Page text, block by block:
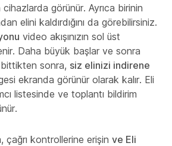
görünür. Ayrıca birinin
elini kaldırdığını da görebilirsiniz.
video akışınızın sol üst
Daha büyük başlar ve sonra
sonra, siz elinizi indirene
ekranda görünür olarak kalır. Eli
listesinde ve toplantı bildirim
çağrı kontrollerine erişin ve Eli